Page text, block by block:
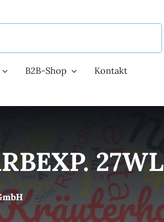
B2B-Shop Kontakt
27WL